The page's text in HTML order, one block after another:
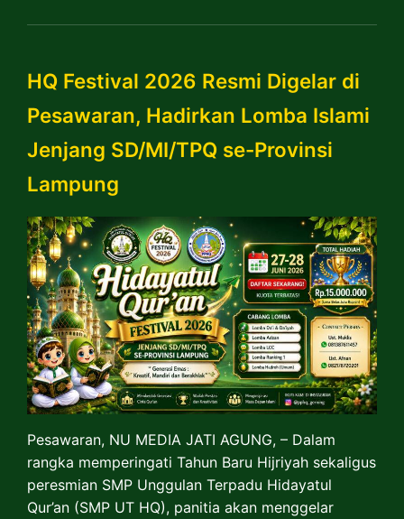
HQ Festival 2026 Resmi Digelar di
Pesawaran, Hadirkan Lomba Islami
Jenjang SD/MI/TPQ se-Provinsi
Lampung
Pesawaran, NU MEDIA JATI AGUNG, – Dalam
rangka memperingati Tahun Baru Hijriyah sekaligus
peresmian SMP Unggulan Terpadu Hidayatul
Qur’an (SMP UT HQ), panitia akan menggelar